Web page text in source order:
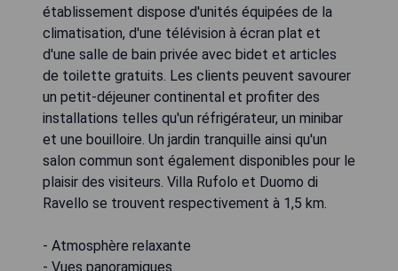
établissement dispose d'unités équipées de la
climatisation, d'une télévision à écran plat et
d'une salle de bain privée avec bidet et articles
de toilette gratuits. Les clients peuvent savourer
un petit-déjeuner continental et profiter des
installations telles qu'un réfrigérateur, un minibar
et une bouilloire. Un jardin tranquille ainsi qu'un
salon commun sont également disponibles pour le
plaisir des visiteurs. Villa Rufolo et Duomo di
Ravello se trouvent respectivement à 1,5 km.
- Atmosphère relaxante
- Vues panoramiques